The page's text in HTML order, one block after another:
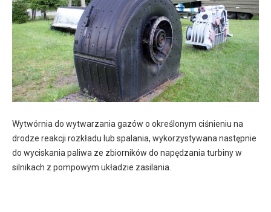
Wytwórnia do wytwarzania gazów o określonym ciśnieniu na
drodze reakcji rozkładu lub spalania, wykorzystywana następnie
do wyciskania paliwa ze zbiorników do napędzania turbiny w
silnikach z pompowym układzie zasilania.